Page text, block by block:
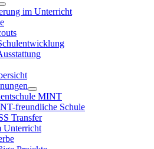
im Unterricht
MINT
freundliche Schule
Transfer